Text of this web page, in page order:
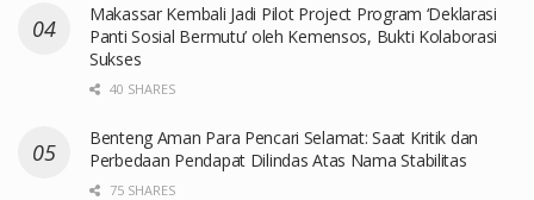
Makassar Kembali Jadi Pilot Project Program ‘Deklarasi
Panti Sosial Bermutu’ oleh Kemensos, Bukti Kolaborasi
Sukses
40 SHARES
Benteng Aman Para Pencari Selamat: Saat Kritik dan
Perbedaan Pendapat Dilindas Atas Nama Stabilitas
75 SHARES